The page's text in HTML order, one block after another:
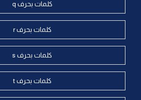
كلمات بحرف q
كلمات بحرف r
كلمات بحرف s
كلمات بحرف t